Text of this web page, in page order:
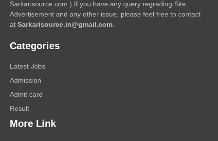
Sarkarisource.com ) If you have any query regrading Site,
Advertisement and any other issue, please feel free to contact
at Sarkarisource.in@gmail.com
Categories
Latest Jobs
Admission
Admit card
Result
More Link